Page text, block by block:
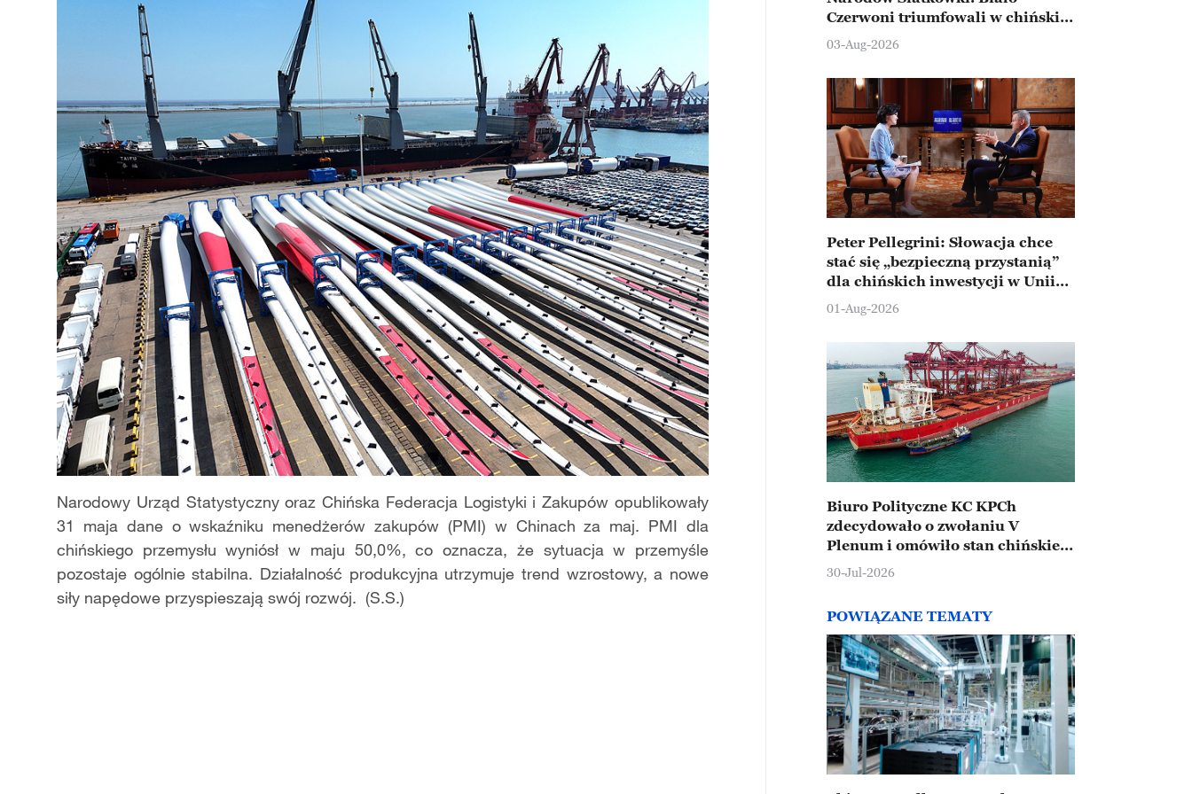
Narodowy Urząd Statystyczny oraz Chińska Federacja Logistyki i Zakupów opublikowały
31 maja dane o wskaźniku menedżerów zakupów (PMI) w Chinach za maj. PMI dla
chińskiego przemysłu wyniósł w maju 50,0%, co oznacza, że sytuacja w przemyśle
pozostaje ogólnie stabilna. Działalność produkcyjna utrzymuje trend wzrostowy, a nowe
siły napędowe przyspieszają swój rozwój. (S.S.)
Czerwoni triumfowali w chińskim
Ningbo
03-Aug-2026
Peter Pellegrini: Słowacja chce
stać się „bezpieczną przystanią”
dla chińskich inwestycji w Unii
Europejskiej
01-Aug-2026
Biuro Polityczne KC KPCh
zdecydowało o zwołaniu V
Plenum i omówiło stan chińskiej
gospodarki
30-Jul-2026
POWIĄZANE TEMATY